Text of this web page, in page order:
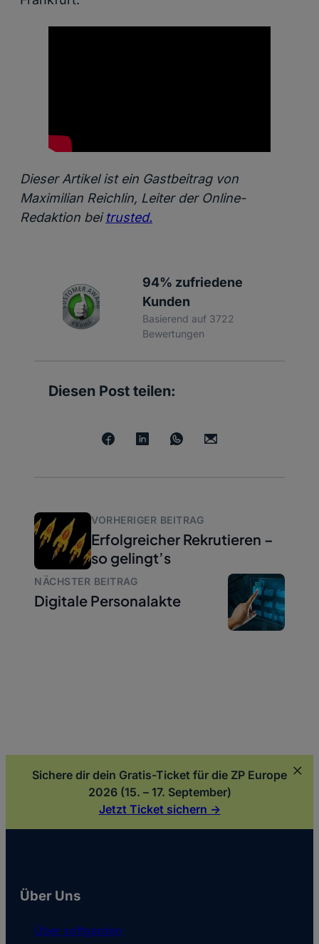
Dieser Artikel ist ein Gastbeitrag von
Maximilian Reichlin, Leiter der Online-
Redaktion beitrusted.
94% zufriedene
Kunden
Basierend auf 3722
Bewertungen
Diesen Post teilen:
VORHERIGER BEITRAG
Erfolgreicher Rekrutieren –
so gelingt’s
NÄCHSTER BEITRAG
Digitale Personalakte
Sichere dir dein Gratis-Ticket für die ZP Europe
2026 (15. – 17. September)
Jetzt Ticket sichern ->
Über Uns
Über softgarden